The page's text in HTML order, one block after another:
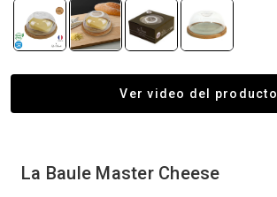
Ver video del producto
La Baule Master Cheese